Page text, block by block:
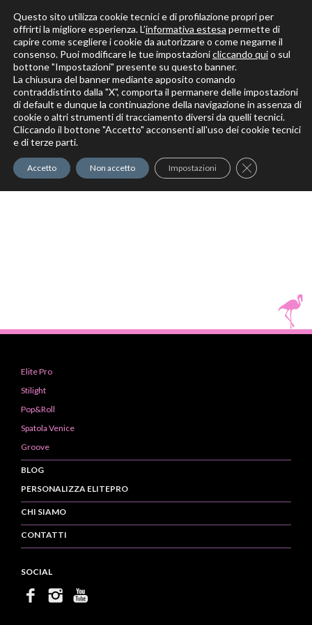
Solo per veri decoratori
Elite Pro
Elite Pro
Stilight
Pop&Roll
Spatola Venice
Groove
BLOG
PERSONALIZZA ELITEPRO
CHI SIAMO
CONTATTI
SOCIAL
Questo sito utilizza cookie tecnici e di profilazione propri per
offrirti la migliore esperienza. L’informativa estesa permette di
capire come scegliere i cookie da autorizzare o come negarne il
consenso. Puoi modificare le tue impostazionicliccando quio sul
bottone "Impostazioni" presente su questo banner.
La chiusura del banner mediante apposito comando
contraddistinto dalla "X", comporta il permanere delle impostazioni
di default e dunque la continuazione della navigazione in assenza di
cookie o altri strumenti di tracciamento diversi da quelli tecnici.
Cliccando il bottone "Accetto" acconsenti all'uso dei cookie tecnici
e di terze parti.
Accetto Non accetto Impostazioni Close GDPR